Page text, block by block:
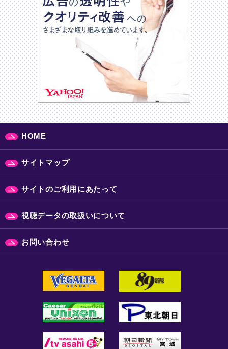
HOME
サイトマップ
サイトのご利用にあたって
視聴データの取扱いについて
お問い合わせ